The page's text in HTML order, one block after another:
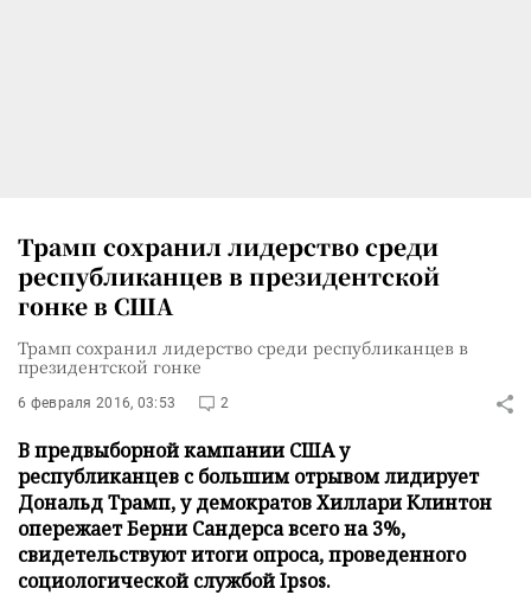
Трамп сохранил лидерство среди
республиканцев в президентской
гонке в США
Трамп сохранил лидерство среди республиканцев в
президентской гонке
6 февраля 2016, 03:53 2
В предвыборной кампании США у
республиканцев с большим отрывом лидирует
Дональд Трамп, у демократов Хиллари Клинтон
опережает Берни Сандерса всего на 3%,
свидетельствуют итоги опроса, проведенного
социологической службой Ipsos.